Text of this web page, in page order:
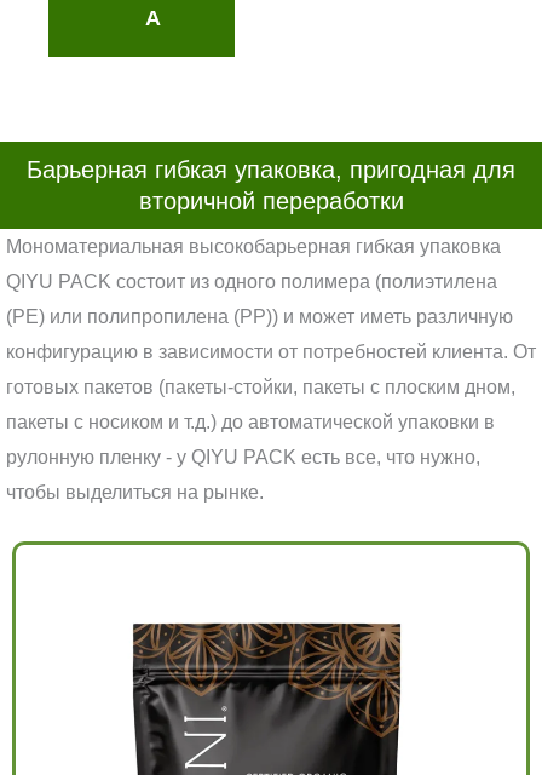
A
Барьерная гибкая упаковка, пригодная для
вторичной переработки
Мономатериальная высокобарьерная гибкая упаковка
QIYU PACK состоит из одного полимера (полиэтилена
(PE) или полипропилена (PP)) и может иметь различную
конфигурацию в зависимости от потребностей клиента. От
готовых пакетов (пакеты-стойки, пакеты с плоским дном,
пакеты с носиком и т.д.) до автоматической упаковки в
рулонную пленку - у QIYU PACK есть все, что нужно,
чтобы выделиться на рынке.